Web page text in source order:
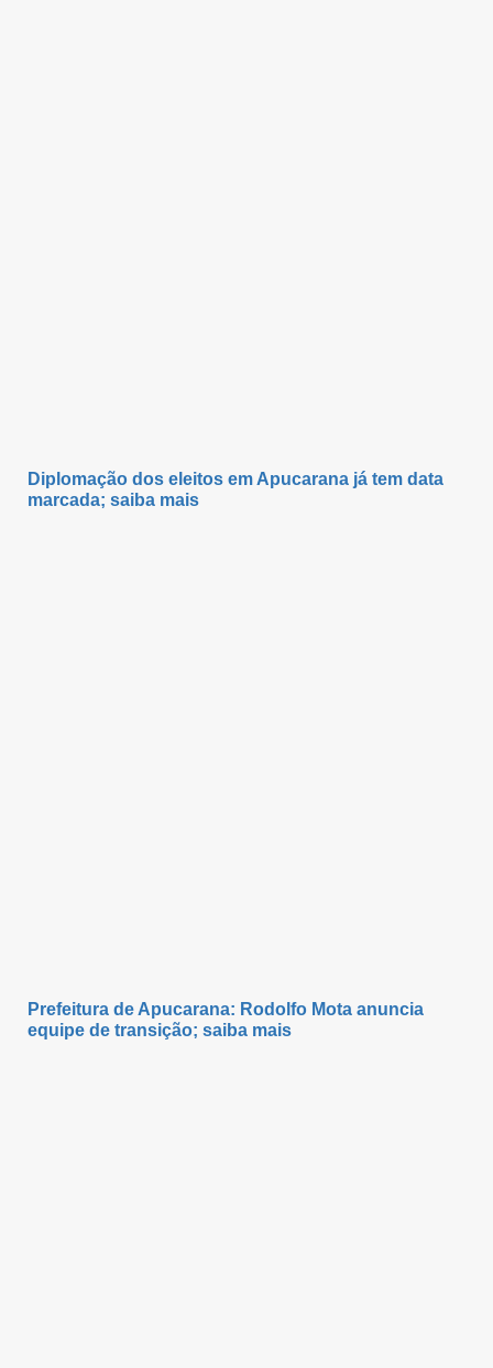
Diplomação dos eleitos em Apucarana já tem data
marcada; saiba mais
Prefeitura de Apucarana: Rodolfo Mota anuncia
equipe de transição; saiba mais